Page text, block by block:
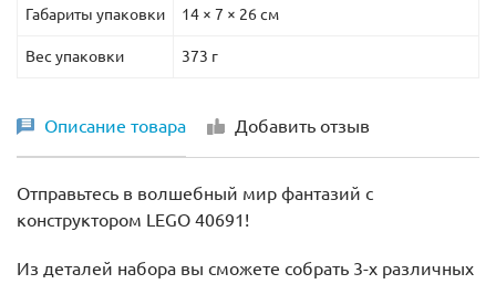
Габариты упаковки 14 × 7 × 26 см
Вес упаковки 373 г
Описание товара Добавить отзыв
Отправьтесь в волшебный мир фантазий с
конструктором LEGO 40691!
Из деталей набора вы сможете собрать 3-х различных